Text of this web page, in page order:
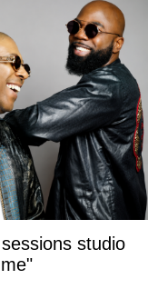
studio